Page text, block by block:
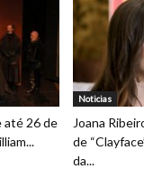
até 26 de
Noticias
Joana
de
da...